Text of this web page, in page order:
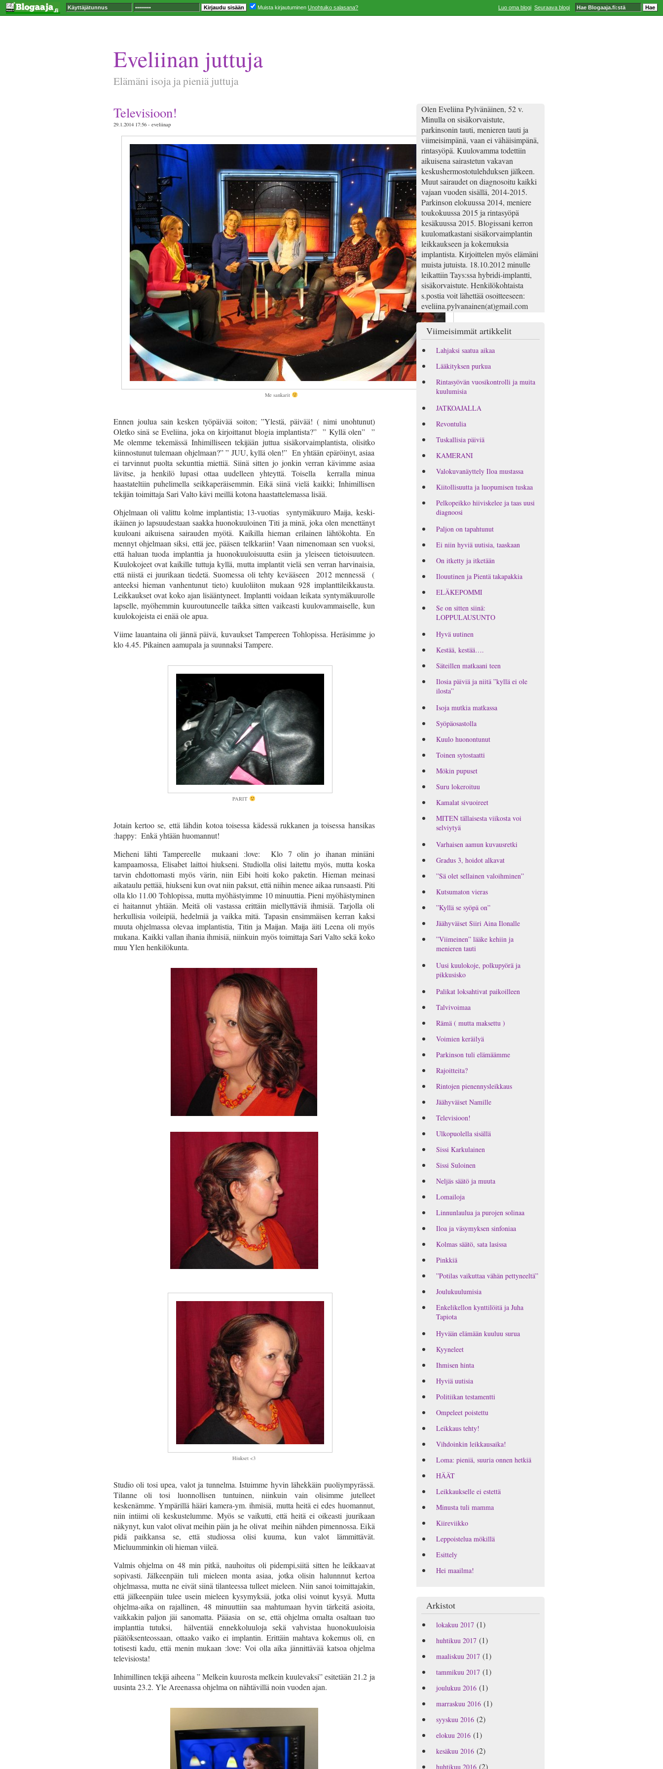
Eveliinan juttuja
Elämäni isoja ja pieniä juttuja
Televisioon!
29.1.2014 17:56 - eveliinap
Me sankarit
Ennen joulua sain kesken työpäivää soiton; ”Ylestä, päivää! ( nimi unohtunut)
Oletko sinä se Eveliina, joka on kirjoittanut blogia implantista?” ” Kyllä olen” ”
Me olemme tekemässä Inhimilliseen tekijään juttua sisäkorvaimplantista, olisitko
kiinnostunut tulemaan ohjelmaan?” ” JUU, kyllä olen!” En yhtään epäröinyt, asiaa
ei tarvinnut puolta sekunttia miettiä. Siinä sitten jo jonkin verran kävimme asiaa
lävitse, ja henkilö lupasi ottaa uudelleen yhteyttä. Toisella kerralla minua
haastateltiin puhelimella seikkaperäisemmin. Eikä siinä vielä kaikki; Inhimillisen
tekijän toimittaja Sari Valto kävi meillä kotona haastattelemassa lisää.
Ohjelmaan oli valittu kolme implantistia; 13-vuotias syntymäkuuro Maija, keski-
ikäinen jo lapsuudestaan saakka huonokuuloinen Titi ja minä, joka olen menettänyt
kuuloani aikuisena sairauden myötä. Kaikilla hieman erilainen lähtökohta. En
mennyt ohjelmaan siksi, että jee, pääsen telkkariin! Vaan nimenomaan sen vuoksi,
että haluan tuoda implanttia ja huonokuuloisuutta esiin ja yleiseen tietoisuuteen.
Kuulokojeet ovat kaikille tuttuja kyllä, mutta implantit vielä sen verran harvinaisia,
että niistä ei juurikaan tiedetä. Suomessa oli tehty kevääseen 2012 mennessä (
anteeksi hieman vanhentunut tieto) kuuloliiton mukaan 928 implanttileikkausta.
Leikkaukset ovat koko ajan lisääntyneet. Implantti voidaan leikata syntymäkuurolle
lapselle, myöhemmin kuuroutuneelle taikka sitten vaikeasti kuulovammaiselle, kun
kuulokojeista ei enää ole apua.
Viime lauantaina oli jännä päivä, kuvaukset Tampereen Tohlopissa. Heräsimme jo
klo 4.45. Pikainen aamupala ja suunnaksi Tampere.
PARIT
Jotain kertoo se, että lähdin kotoa toisessa kädessä rukkanen ja toisessa hansikas
:happy: Enkä yhtään huomannut!
Mieheni lähti Tampereelle mukaani :love: Klo 7 olin jo ihanan miniäni
kampaamossa, Elisabet laittoi hiukseni. Studiolla olisi laitettu myös, mutta koska
tarvin ehdottomasti myös värin, niin Eibi hoiti koko paketin. Hieman meinasi
aikataulu pettää, hiukseni kun ovat niin paksut, että niihin menee aikaa runsaasti. Piti
olla klo 11.00 Tohlopissa, mutta myöhästyimme 10 minuuttia. Pieni myöhästyminen
ei haitannut yhtään. Meitä oli vastassa erittäin miellyttäviä ihmisiä. Tarjolla oli
herkullisia voileipiä, hedelmiä ja vaikka mitä. Tapasin ensimmäisen kerran kaksi
muuta ohjelmassa olevaa implantistia, Titin ja Maijan. Maija äiti Leena oli myös
mukana. Kaikki vallan ihania ihmisiä, niinkuin myös toimittaja Sari Valto sekä koko
muu Ylen henkilökunta.
Hiukset <3
Studio oli tosi upea, valot ja tunnelma. Istuimme hyvin lähekkäin puoliympyrässä.
Tilanne oli tosi luonnollisen tuntuinen, niinkuin vain olisimme jutelleet
keskenämme. Ympärillä hääri kamera-ym. ihmisiä, mutta heitä ei edes huomannut,
niin intiimi oli keskustelumme. Myös se vaikutti, että heitä ei oikeasti juurikaan
näkynyt, kun valot olivat meihin päin ja he olivat meihin nähden pimennossa. Eikä
pidä paikkansa se, että studiossa olisi kuuma, kun valot lämmittävät.
Mieluumminkin oli hieman viileä.
Valmis ohjelma on 48 min pitkä, nauhoitus oli pidempi,siitä sitten he leikkaavat
sopivasti. Jälkeenpäin tuli mieleen monta asiaa, jotka olisin halunnnut kertoa
ohjelmassa, mutta ne eivät siinä tilanteessa tulleet mieleen. Niin sanoi toimittajakin,
että jälkeenpäin tulee usein mieleen kysymyksiä, jotka olisi voinut kysyä. Mutta
ohjelma-aika on rajallinen, 48 minuuttiin saa mahtumaan hyvin tärkeitä asioita,
vaikkakin paljon jäi sanomatta. Pääasia on se, että ohjelma omalta osaltaan tuo
implanttia tutuksi, hälventää ennekkoluuloja sekä vahvistaa huonokuuloisia
päätöksenteossaan, ottaako vaiko ei implantin. Erittäin mahtava kokemus oli, en
totisesti kadu, että menin mukaan :love: Voi olla aika jännittävää katsoa ohjelma
televisiosta!
Inhimillinen tekijä aiheena ” Melkein kuurosta melkein kuulevaksi” esitetään 21.2 ja
uusinta 23.2. Yle Areenassa ohjelma on nähtävillä noin vuoden ajan.
Olen Eveliina Pylvänäinen, 52 v.
Minulla on sisäkorvaistute,
parkinsonin tauti, menieren tauti ja
viimeisimpänä, vaan ei vähäisimpänä,
rintasyöpä. Kuulovamma todettiin
aikuisena sairastetun vakavan
keskushermostotulehduksen jälkeen.
Muut sairaudet on diagnosoitu kaikki
vajaan vuoden sisällä, 2014-2015.
Parkinson elokuussa 2014, meniere
toukokuussa 2015 ja rintasyöpä
kesäkuussa 2015. Blogissani kerron
kuulomatkastani sisäkorvaimplantin
leikkaukseen ja kokemuksia
implantista. Kirjoittelen myös elämäni
muista jutuista. 18.10.2012 minulle
leikattiin Tays:ssa hybridi-implantti,
sisäkorvaistute. Henkilökohtaista
s.postia voit lähettää osoitteeseen:
eveliina.pylvanainen(at)gmail.com
Viimeisimmät artikkelit
Lahjaksi saatua aikaa
Lääkityksen purkua
Rintasyövän vuosikontrolli ja muita
kuulumisia
JATKOAJALLA
Revontulia
Tuskallisia päiviä
KAMERANI
Valokuvanäyttely Iloa mustassa
Kiitollisuutta ja luopumisen tuskaa
Pelkopeikko hiiviskelee ja taas uusi
diagnoosi
Paljon on tapahtunut
Ei niin hyviä uutisia, taaskaan
On itketty ja itketään
Ilouutinen ja Pientä takapakkia
ELÄKEPOMMI
Se on sitten siinä:
LOPPULAUSUNTO
Hyvä uutinen
Kestää, kestää….
Säteillen matkaani teen
Ilosia päiviä ja niitä ”kyllä ei ole
ilosta”
Isoja mutkia matkassa
Syöpäosastolla
Kuulo huonontunut
Toinen sytostaatti
Mökin pupuset
Suru lokeroituu
Kamalat sivuoireet
MITEN tällaisesta viikosta voi
selviytyä
Varhaisen aamun kuvausretki
Gradus 3, hoidot alkavat
”Sä olet sellainen valoihminen”
Kutsumaton vieras
”Kyllä se syöpä on”
Jäähyväiset Siiri Aina Ilonalle
”Viimeinen” lääke kehiin ja
menieren tauti
Uusi kuulokoje, polkupyörä ja
pikkusisko
Palikat loksahtivat paikoilleen
Talvivoimaa
Rämä ( mutta maksettu )
Voimien keräilyä
Parkinson tuli elämäämme
Rajoitteita?
Rintojen pienennysleikkaus
Jäähyväiset Namille
Televisioon!
Ulkopuolella sisällä
Sissi Karkulainen
Sissi Suloinen
Neljäs säätö ja muuta
Lomailoja
Linnunlaulua ja purojen solinaa
Iloa ja väsymyksen sinfoniaa
Kolmas säätö, sata lasissa
Pinkkiä
”Potilas vaikuttaa vähän pettyneeltä”
Joulukuulumisia
Enkelikellon kynttilöitä ja Juha
Tapiota
Hyvään elämään kuuluu surua
Kyyneleet
Ihmisen hinta
Hyviä uutisia
Politiikan testamentti
Ompeleet poistettu
Leikkaus tehty!
Vihdoinkin leikkausaika!
Loma: pieniä, suuria onnen hetkiä
HÄÄT
Leikkaukselle ei estettä
Minusta tuli mamma
Kiireviikko
Leppoistelua mökillä
Esittely
Hei maailma!
Arkistot
lokakuu 2017(1)
huhtikuu 2017(1)
maaliskuu 2017(1)
tammikuu 2017(1)
joulukuu 2016(1)
marraskuu 2016(1)
syyskuu 2016(2)
elokuu 2016(1)
kesäkuu 2016(2)
huhtikuu 2016(2)
Muista kirjautuminen Unohtuiko salasana? Luo oma blogi Seuraava blogi